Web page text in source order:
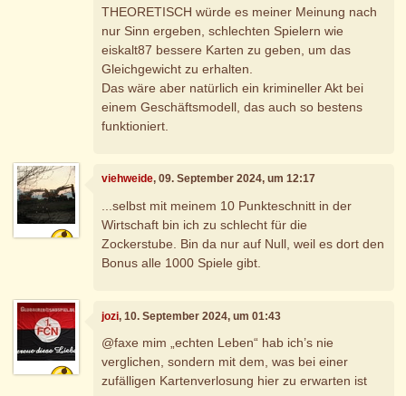
THEORETISCH würde es meiner Meinung nach
nur Sinn ergeben, schlechten Spielern wie
eiskalt87 bessere Karten zu geben, um das
Gleichgewicht zu erhalten.
Das wäre aber natürlich ein krimineller Akt bei
einem Geschäftsmodell, das auch so bestens
funktioniert.
viehweide, 09. September 2024, um 12:17
...selbst mit meinem 10 Punkteschnitt in der
Wirtschaft bin ich zu schlecht für die
Zockerstube. Bin da nur auf Null, weil es dort den
Bonus alle 1000 Spiele gibt.
jozi, 10. September 2024, um 01:43
@faxe mim „echten Leben“ hab ich’s nie
verglichen, sondern mit dem, was bei einer
zufälligen Kartenverlosung hier zu erwarten ist